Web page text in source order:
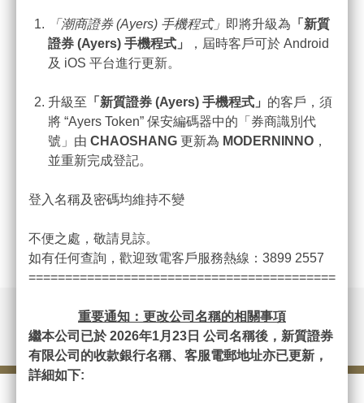
詳情請參閱香港交易所網站有關惡劣天氣交易安排：
https://www.hkex.com.hk/Services/Trading-hours-and-
Severe-Weather-Arrangements?sc_lang=zh-HK
如有任何疑問，請於辦公時間內聯絡我們的客戶服務部
(852) 3899-2524 或電郵至cs@chaoshangsec.com
20/09/2024
「潮商證券(Ayers) 手機程式」 即將升級為 「新質
證券 (Ayers) 手機程式」
，屆時客戶可於 Android
及 iOS 平台進行更新。
升級至 「新質證券 (Ayers) 手機程式」 的客戶，須
將 “Ayers Token” 保安編碼器中的「券商識別代
號」由 CHAOSHANG 更新為 MODERNINNO ，
並重新完成登記。
登入名稱及密碼均維持不變
不便之處，敬請見諒。
如有任何查詢，歡迎致電客戶服務熱線：3899 2557
重要通知：更改公司名稱的相關事項
繼本公司已於 2026年1月23 日 公司名稱後，新質證券
有限公司的收款銀行名稱、客服電郵地址亦已更新，
詳細如下: